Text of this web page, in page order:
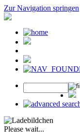
Zur Navigation springen
Please wait...